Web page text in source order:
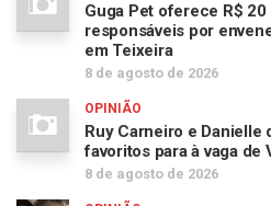
Guga Pet oferece R$
responsáveis por
em Teixeira
8 de agosto de 2026
OPINIÃO
Ruy Carneiro e Danielle
favoritos para à vaga de
8 de agosto de 2026